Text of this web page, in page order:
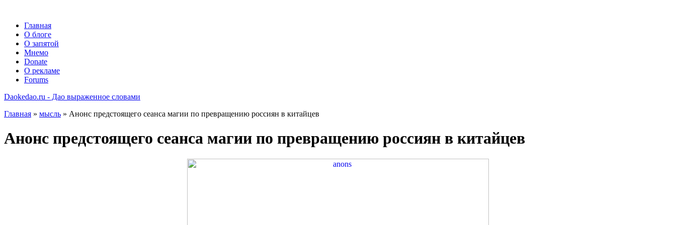
Главная
О блоге
О запятой
Мнемо
Donate
О рекламе
Forums
Daokedao.ru - Дао выраженное словами
Главная » мысль » Анонс предстоящего сеанса магии по превращению россиян в китайцев
Анонс предстоящего сеанса магии по превращению россиян в китайцев